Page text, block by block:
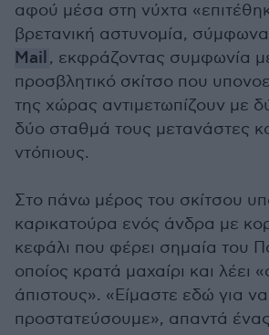
αφού μέσα στη νύχτα
βρετανική αστυνομία,
Mail, εκφράζοντας συμφωνία
προσβλητικό σκίτσο που
της χώρας αντιμετωπίζουν με
δύο σταθμά τους μετανάστες
ντόπιους.
Στο πάνω μέρος του σκίτσου
καρικατούρα ενός άνδρα με
κεφάλι που φέρει σημαία του
οποίος κρατά μαχαίρι και λέει
άπιστους». «Είμαστε εδώ για
προστατεύσουμε», απαντά